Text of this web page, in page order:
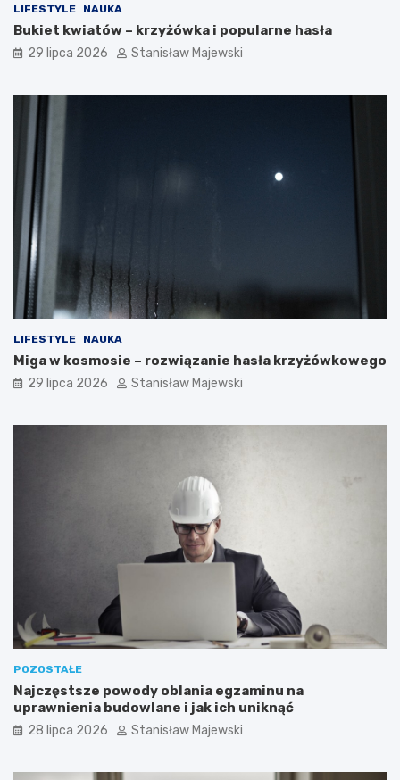
LIFESTYLE NAUKA
Bukiet kwiatów – krzyżówka i popularne hasła
29 lipca 2026 Stanisław Majewski
LIFESTYLE NAUKA
Miga w kosmosie – rozwiązanie hasła krzyżówkowego
29 lipca 2026 Stanisław Majewski
POZOSTAŁE
Najczęstsze powody oblania egzaminu na
uprawnienia budowlane i jak ich uniknąć
28 lipca 2026 Stanisław Majewski